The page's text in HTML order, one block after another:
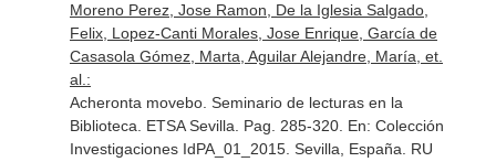
Moreno Perez, Jose Ramon, De la Iglesia Salgado,
Felix, Lopez-Canti Morales, Jose Enrique, García de
Casasola Gómez, Marta, Aguilar Alejandre, María, et.
al.:
Acheronta movebo. Seminario de lecturas en la
Biblioteca. ETSA Sevilla. Pag. 285-320. En: Colección
Investigaciones IdPA_01_2015. Sevilla, España. RU